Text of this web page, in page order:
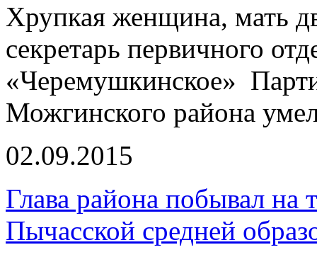
Хрупкая женщина, мать
секретарь первичного
«Черемушкинское»
Можгинского района
02.09.2015
Глава района побывал на
Пычасской средней